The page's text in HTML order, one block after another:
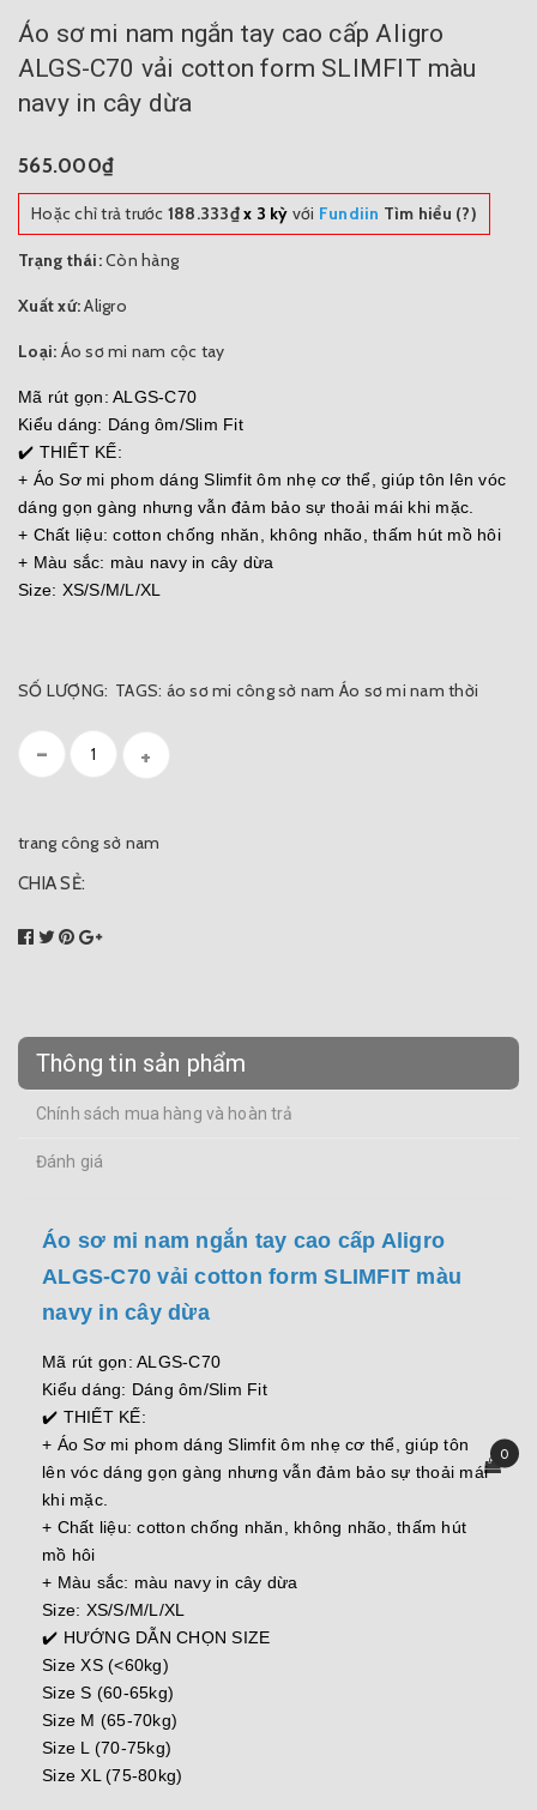
0
Áo sơ mi nam ngắn tay cao cấp Aligro
ALGS-C70 vải cotton form SLIMFIT màu
navy in cây dừa
565.000₫
Hoặc chỉ trả trước 188.333₫x 3 kỳ với Fundiin Tìm hiểu (?)
Trạng thái:Còn hàng
Xuất xứ:Aligro
Loại: Áo sơ mi nam cộc tay
Mã rút gọn: ALGS-C70
Kiểu dáng: Dáng ôm/Slim Fit
✔️ THIẾT KẾ:
+ Áo Sơ mi phom dáng Slimfit ôm nhẹ cơ thể, giúp tôn lên vóc
dáng gọn gàng nhưng vẫn đảm bảo sự thoải mái khi mặc.
+ Chất liệu: cotton chống nhăn, không nhão, thấm hút mồ hôi
+ Màu sắc: màu navy in cây dừa
Size: XS/S/M/L/XL
SỐ LƯỢNG:
- +
TAGS: áo sơ mi công sở nam Áo sơ mi nam thời
trang công sở nam
CHIA SẺ:
Thông tin sản phẩm
Chính sách mua hàng và hoàn trả
Đánh giá
Áo sơ mi nam ngắn tay cao cấp Aligro
ALGS-C70 vải cotton form SLIMFIT màu
navy in cây dừa
Mã rút gọn: ALGS-C70
Kiểu dáng: Dáng ôm/Slim Fit
✔️ THIẾT KẾ:
+ Áo Sơ mi phom dáng Slimfit ôm nhẹ cơ thể, giúp tôn
lên vóc dáng gọn gàng nhưng vẫn đảm bảo sự thoải mái
khi mặc.
+ Chất liệu: cotton chống nhăn, không nhão, thấm hút
mồ hôi
+ Màu sắc: màu navy in cây dừa
Size: XS/S/M/L/XL
✔️ HƯỚNG DẪN CHỌN SIZE
Size XS (<60kg)
Size S (60-65kg)
Size M (65-70kg)
Size L (70-75kg)
Size XL (75-80kg)